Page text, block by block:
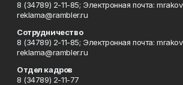
8 (34789) 2-11-85; Электронная почта:
reklama@rambler.ru
Сотрудничество
8 (34789) 2-11-85; Электронная почта:
reklama@rambler.ru
Отдел кадров
8 (34789) 2-11-77